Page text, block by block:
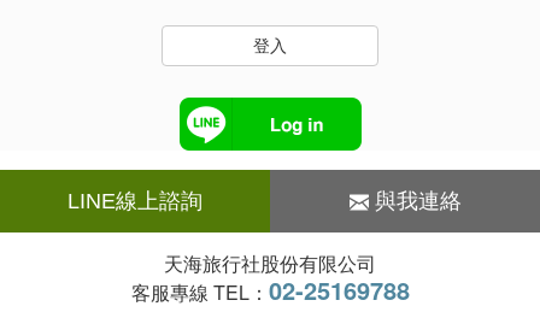
登入
LINE線上諮詢 與我連絡
天海旅行社股份有限公司
客服專線 TEL： 02-25169788